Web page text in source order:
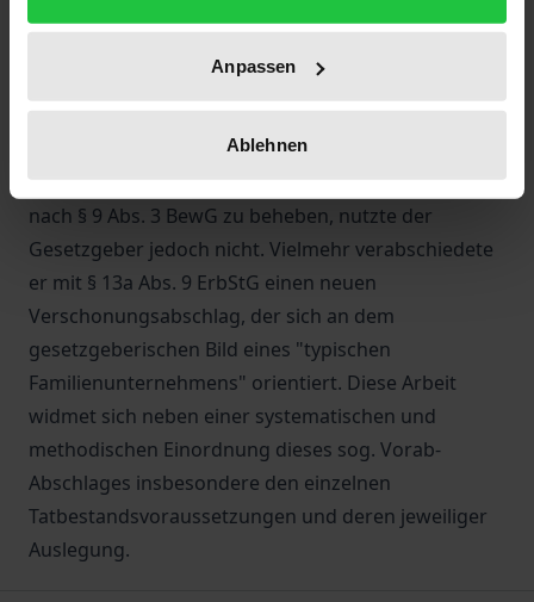
Anpassen
Ablehnen
Erwerben von über 26 Millionen Euro nicht mehr
möglich. Die Chance, in diesem Zusammenhang die
strukturelle Benachteiligung von
Familienunternehmen im Rahmen der Bewertung
nach § 9 Abs. 3 BewG zu beheben, nutzte der
Gesetzgeber jedoch nicht. Vielmehr verabschiedete
er mit § 13a Abs. 9 ErbStG einen neuen
Verschonungsabschlag, der sich an dem
gesetzgeberischen Bild eines "typischen
Familienunternehmens" orientiert. Diese Arbeit
widmet sich neben einer systematischen und
methodischen Einordnung dieses sog. Vorab-
Abschlages insbesondere den einzelnen
Tatbestandsvoraussetzungen und deren jeweiliger
Auslegung.